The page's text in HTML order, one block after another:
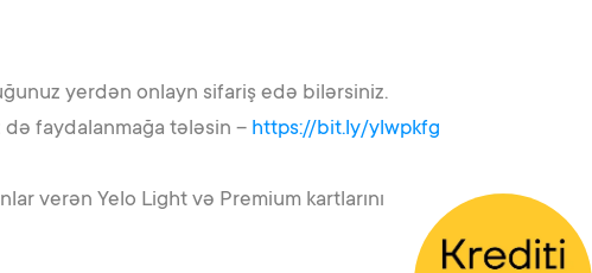
yerdən onlayn sifariş edə bilərsiniz.
də faydalanmağa tələsin – https://bit.ly/ylwpkfg
verən Yelo Light və Premium kartlarını